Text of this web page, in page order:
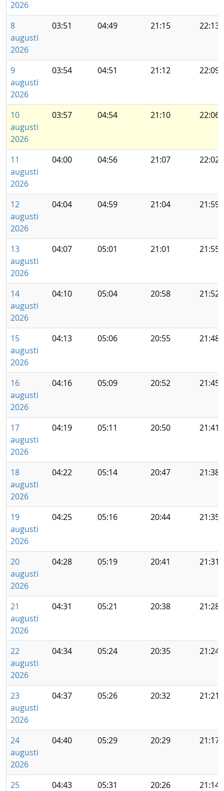
2026
8
augusti
2026
03:51 04:49 21:15 22:13
9
augusti
2026
03:54 04:51 21:12 22:09
10
augusti
2026
03:57 04:54 21:10 22:06
11
augusti
2026
04:00 04:56 21:07 22:02
12
augusti
2026
04:04 04:59 21:04 21:59
13
augusti
2026
04:07 05:01 21:01 21:55
14
augusti
2026
04:10 05:04 20:58 21:52
15
augusti
2026
04:13 05:06 20:55 21:48
16
augusti
2026
04:16 05:09 20:52 21:45
17
augusti
2026
04:19 05:11 20:50 21:41
18
augusti
2026
04:22 05:14 20:47 21:38
19
augusti
2026
04:25 05:16 20:44 21:35
20
augusti
2026
04:28 05:19 20:41 21:31
21
augusti
2026
04:31 05:21 20:38 21:28
22
augusti
2026
04:34 05:24 20:35 21:24
23
augusti
2026
04:37 05:26 20:32 21:21
24
augusti
2026
04:40 05:29 20:29 21:17
25
04:43 05:31 20:26 21:14